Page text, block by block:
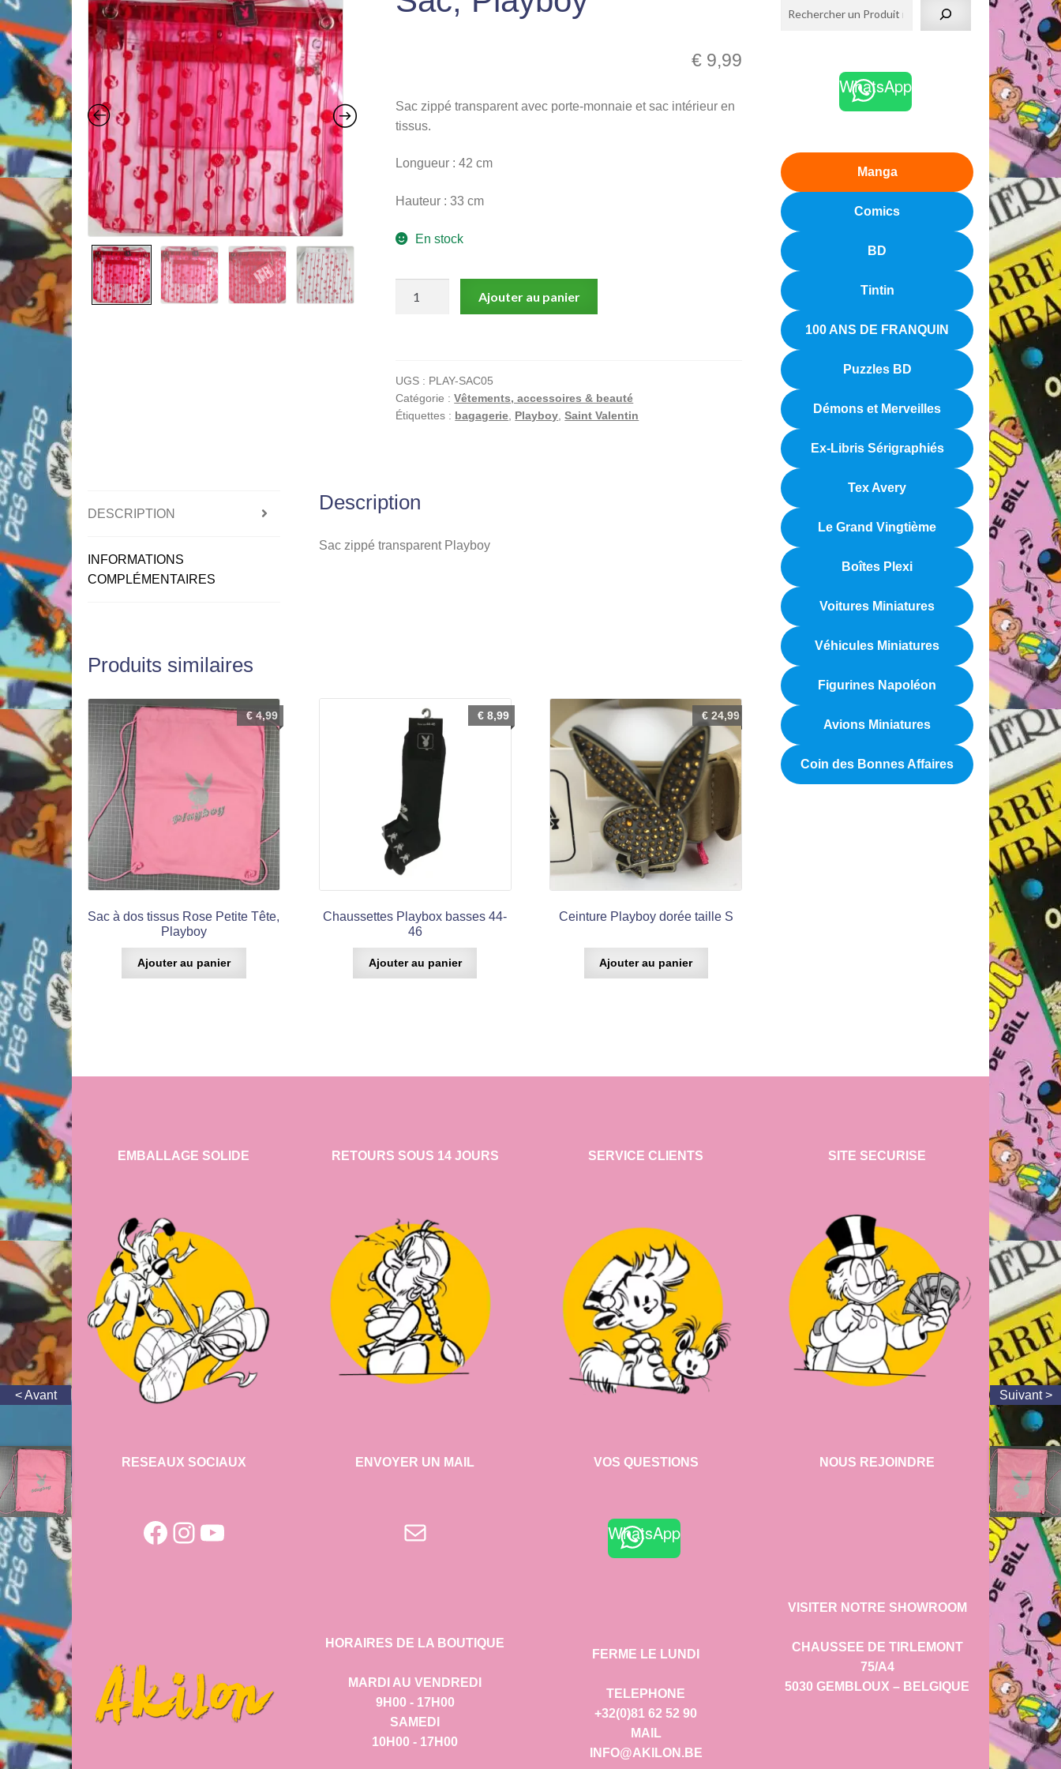
€ 9,99
Sac zippé transparent avec porte-monnaie et sac intérieur en
tissus.
Longueur : 42 cm
Hauteur : 33 cm
En stock
Ajouter au panier
UGS : PLAY-SAC05
Catégorie :Vêtements, accessoires & beauté
Étiquettes : bagagerie Playboy ,Saint Valentin
DESCRIPTION
INFORMATIONS
COMPLÉMENTAIRES
Description
Sac zippé transparent Playboy
Produits similaires
Sac à dos tissus Rose Petite Tête,
Playboy
€4,99
Ajouter au panier
Chaussettes Playbox basses 44-
46
€8,99
Ajouter au panier
Ceinture Playboy dorée taille S
€ 24,99
Ajouter au panier
WhatsApp
Manga
Comics
BD
Tintin
100 ANS DE FRANQUIN
Puzzles BD
Démons et Merveilles
Ex-Libris Sérigraphiés
Tex Avery
Le Grand Vingtième
Boîtes Plexi
Voitures Miniatures
Véhicules Miniatures
Figurines Napoléon
Avions Miniatures
Coin des Bonnes Affaires
EMBALLAGE SOLIDE
RESEAUX SOCIAUX
Facebook
Instagram
YouTube
RETOURS SOUS 14 JOURS
ENVOYER UN MAIL
E-mail
HORAIRES DE LA BOUTIQUE
MARDI AU VENDREDI
9H00 - 17H00
SAMEDI
10H00 - 17H00
SERVICE CLIENTS
VOS QUESTIONS
WhatsApp
FERME LE LUNDI
TELEPHONE
+32(0)81 62 52 90
MAIL
INFO@AKILON.BE
SITE SECURISE
NOUS REJOINDRE
VISITER NOTRE SHOWROOM
CHAUSSEE DE TIRLEMONT
75/A4
5030 GEMBLOUX – BELGIQUE